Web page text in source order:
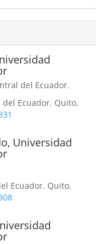
del Ecuador.
Ecuador. Quito,
Universidad
Ecuador. Quito,